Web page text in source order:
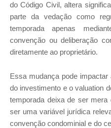
do Código Civil, altera
parte da vedação como
temporada apenas
convenção ou deliberação
diretamente ao proprietário.
Essa mudança pode impactar
do investimento e o valuation
temporada deixa de ser
ser uma variável jurídica
convenção condominial e do